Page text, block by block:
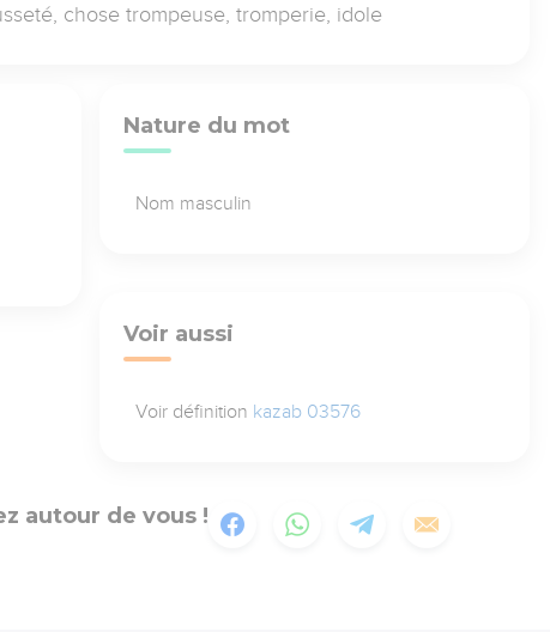
chose trompeuse, tromperie, idole
Nature du mot
Nom masculin
Voir aussi
Voir définition kazab 03576
autour de vous !